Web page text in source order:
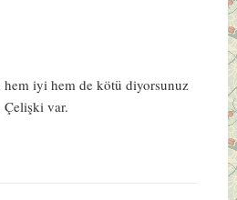
hem iyi hem de kötü diyorsunuz
Çelişki var.